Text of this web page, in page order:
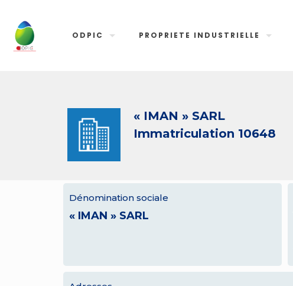
ODPIC PROPRIETE INDUSTRIELLE
« IMAN » SARL
Immatriculation 10648
Dénomination sociale
« IMAN » SARL